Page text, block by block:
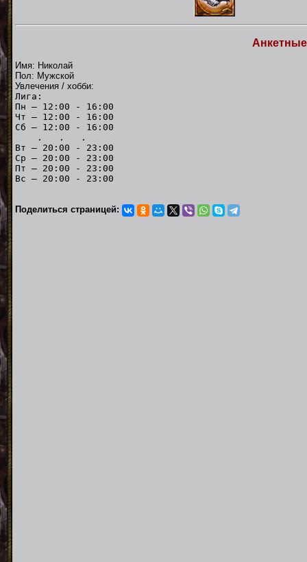
Имя: Николай
Пол: Мужской
Увлечения / хобби:
Лига:
Пн — 12:00 - 16:00
Чт — 12:00 - 16:00
Сб — 12:00 - 16:00
. . .
Вт — 20:00 - 23:00
Ср — 20:00 - 23:00
Пт — 20:00 - 23:00
Вс — 20:00 - 23:00
Поделиться страницей: